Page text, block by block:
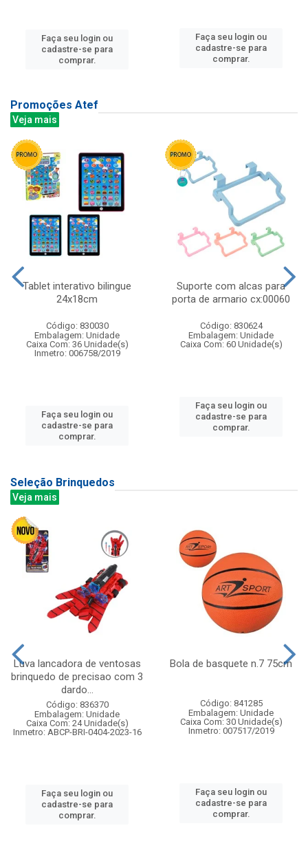
Faça seu login ou
cadastre-se para
comprar.
Faça seu login ou
cadastre-se para
comprar.
Promoções Atef
Veja mais
Tablet interativo bilingue
24x18cm
Código: 830030
Embalagem: Unidade
Caixa Com: 36 Unidade(s)
Inmetro: 006758/2019
Faça seu login ou
cadastre-se para
comprar.
Suporte com alcas para
porta de armario cx:00060
Código: 830624
Embalagem: Unidade
Caixa Com: 60 Unidade(s)
Faça seu login ou
cadastre-se para
comprar.
Seleção Brinquedos
Veja mais
Luva lancadora de ventosas
brinquedo de precisao com 3
dardo...
Código: 836370
Embalagem: Unidade
Caixa Com: 24 Unidade(s)
Inmetro: ABCP-BRI-0404-2023-16
Faça seu login ou
cadastre-se para
comprar.
Bola de basquete n.7 75cm
Código: 841285
Embalagem: Unidade
Caixa Com: 30 Unidade(s)
Inmetro: 007517/2019
Faça seu login ou
cadastre-se para
comprar.